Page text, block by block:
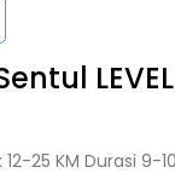
25 KM Durasi 9-